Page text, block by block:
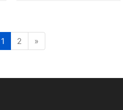
1 2 »